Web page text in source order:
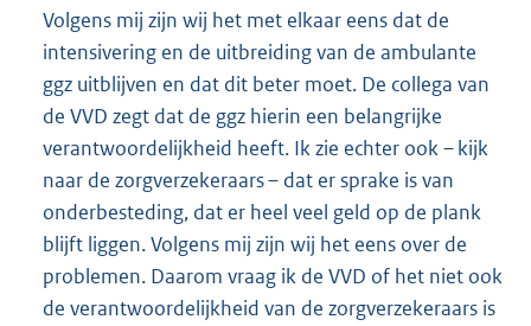
Volgens mij zijn wij het met elkaar eens dat de
intensivering en de uitbreiding van de ambulante
ggz uitblijven en dat dit beter moet. De collega van
de VVD zegt dat de ggz hierin een belangrijke
verantwoordelijkheid heeft. Ik zie echter ook – kijk
naar de zorgverzekeraars – dat er sprake is van
onderbesteding, dat er heel veel geld op de plank
blijft liggen. Volgens mij zijn wij het eens over de
problemen. Daarom vraag ik de VVD of het niet ook
de verantwoordelijkheid van de zorgverzekeraars is